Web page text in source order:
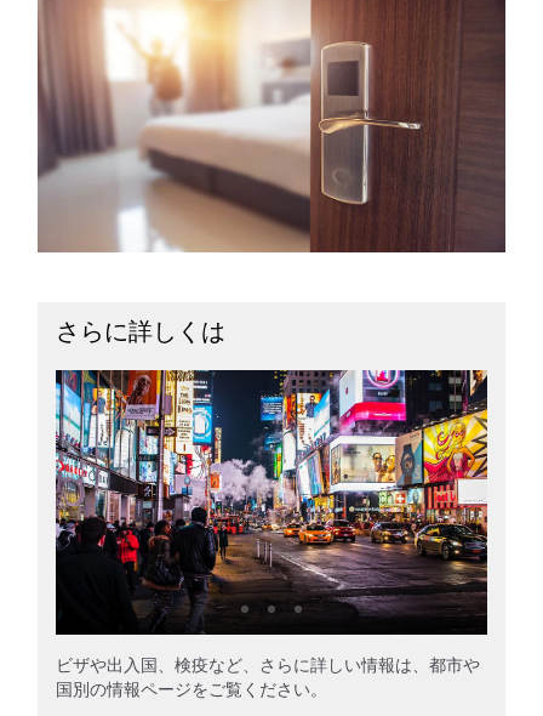
さらに詳しくは
ビザや出入国、検疫など、さらに詳しい情報は、都市や
国別の情報ページをご覧ください。